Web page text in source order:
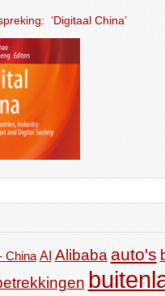
‘Digitaal China’
China AI Alibaba auto's